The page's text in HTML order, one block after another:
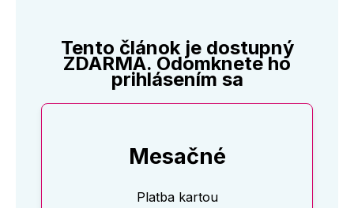
Tento článok je dostupný
ZDARMA. Odomknete ho
prihlásením sa
Mesačné
Platba kartou